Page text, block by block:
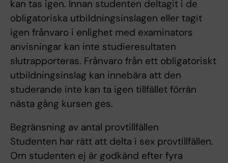
kan tas igen. Innan studenten deltagit i de
obligatoriska utbildningsinslagen eller tagit
igen frånvaro i enlighet med examinators
anvisningar kan inte studieresultaten
slutrapporteras. Frånvaro från ett obligatoriskt
utbildningsinslag kan innebära att den
studerande inte kan ta igen tillfället förrän
nästa gång kursen ges.
Begränsning av antal provtillfällen
Studenten har rätt att delta i sex provtillfällen.
Om studenten ej är godkänd efter fyra